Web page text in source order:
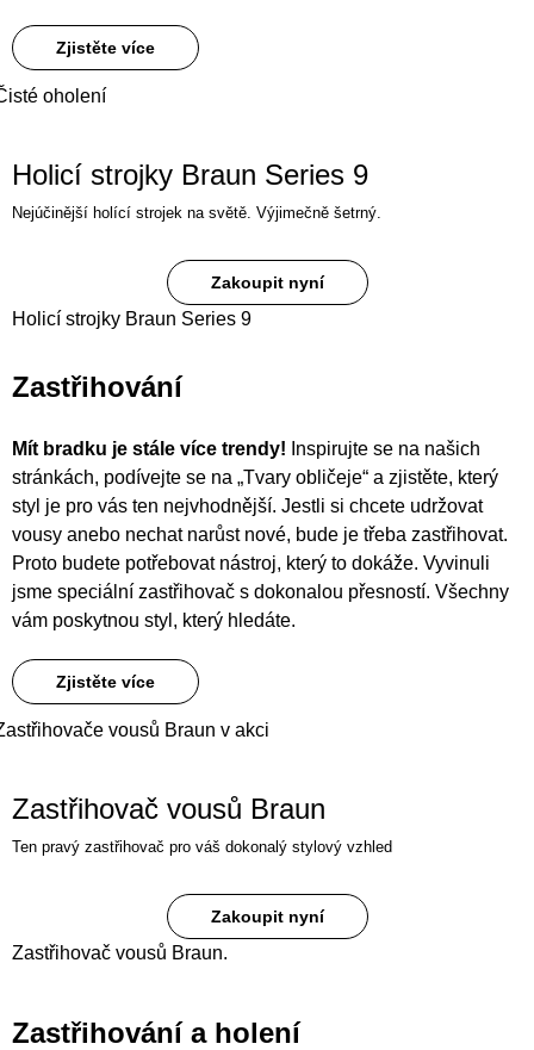
Zjistěte více
oholení
Holicí strojky Braun Series 9
Nejúčinější holící strojek na světě. Výjimečně šetrný.
Zakoupit nyní
Holicí strojky Braun Series 9
Zastřihování
Mít bradku je stále více trendy! Inspirujte se na našich
stránkách, podívejte se na „Tvary obličeje“ a zjistěte, který
styl je pro vás ten nejvhodnější. Jestli si chcete udržovat
vousy anebo nechat narůst nové, bude je třeba zastřihovat.
Proto budete potřebovat nástroj, který to dokáže. Vyvinuli
jsme speciální zastřihovač s dokonalou přesností. Všechny
vám poskytnou styl, který hledáte.
Zjistěte více
vousů Braun v akci
Zastřihovač vousů Braun
Ten pravý zastřihovač pro váš dokonalý stylový vzhled
Zakoupit nyní
Zastřihovač vousů Braun.
Zastřihování a holení